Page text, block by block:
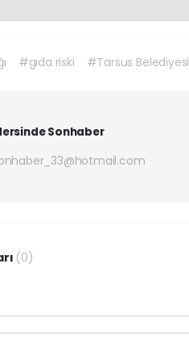
#gıda riski #Tarsus Belediyesi
Sonhaber
(0)